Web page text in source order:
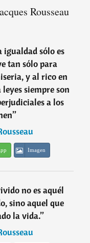
Rousseau
sólo es
tan sólo para
y al rico en
siempre son
a los
”
Imagen
no es aquél
sino aquel que
la vida.”